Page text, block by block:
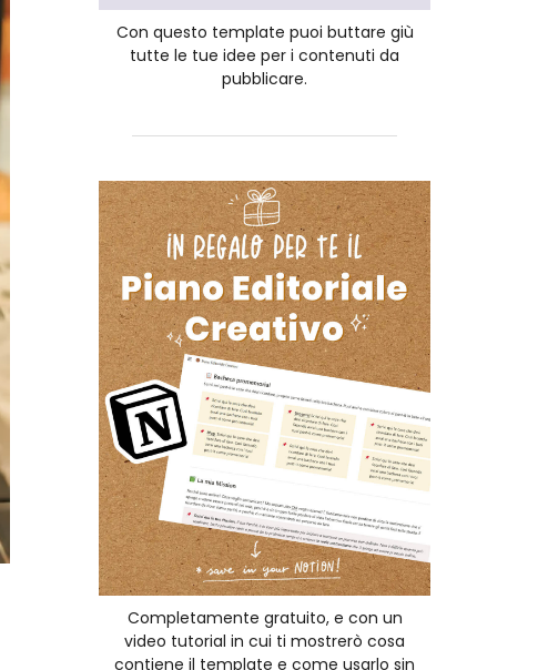
Con questo template puoi buttare giù
tutte le tue idee per i contenuti da
pubblicare.
Completamente gratuito, e con un
video tutorial in cui ti mostrerò cosa
contiene il template e come usarlo sin